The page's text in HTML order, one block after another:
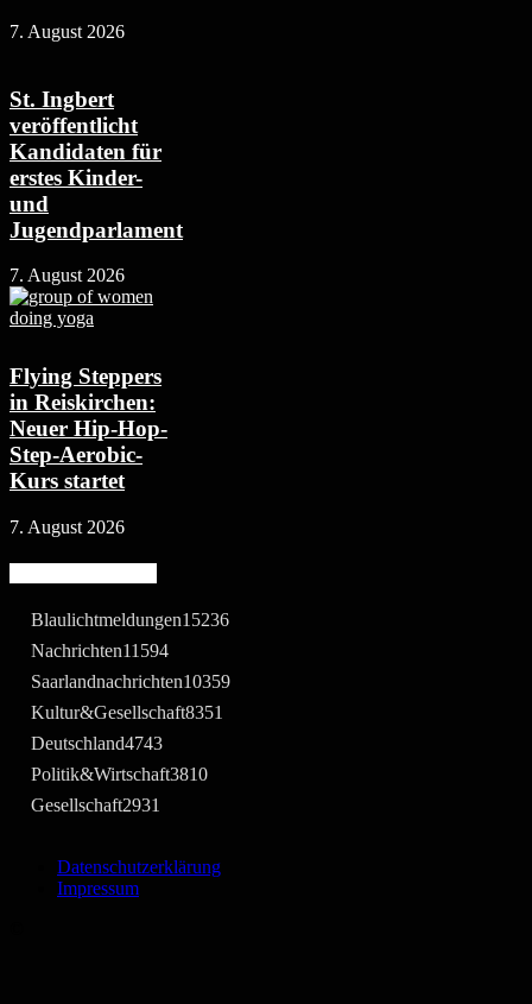
7. August 2026
St. Ingbert
veröffentlicht
Kandidaten für
erstes Kinder-
und
Jugendparlament
7. August 2026
Flying Steppers
in Reiskirchen:
Neuer Hip-Hop-
Step-Aerobic-
Kurs startet
7. August 2026
Blaulichtmeldungen15236
Nachrichten11594
Saarlandnachrichten10359
Kultur&Gesellschaft8351
Deutschland4743
Politik&Wirtschaft3810
Gesellschaft2931
Datenschutzerklärung
Impressum